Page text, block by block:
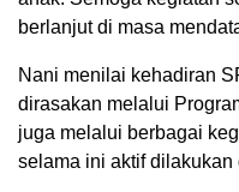
berlanjut di masa
Nani menilai kehadiran
dirasakan melalui
juga melalui berbagai
selama ini aktif